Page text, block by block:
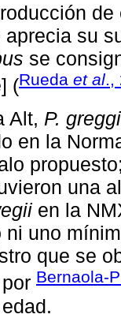
aprecia su
se
(Rueda et al.,
Alt, P.
en la
una
en la
ni uno
que se
Bernaola-